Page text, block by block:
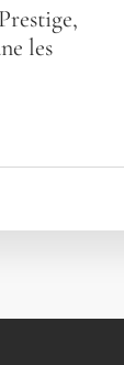
les